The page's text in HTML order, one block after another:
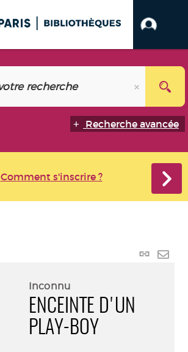
Recherche avancée
Comment s'inscrire ?
Lien
Inconnu
ENCEINTE D'UN
PLAY-BOY